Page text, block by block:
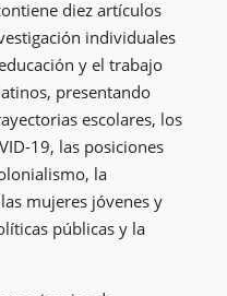
diez artículos
individuales
y el trabajo
presentando
escolares, los
19, las posiciones
la
mujeres jóvenes y
públicas y la